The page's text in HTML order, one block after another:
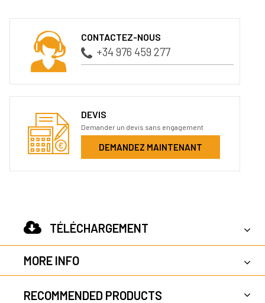
CONTACTEZ-NOUS
+34 976 459 277
DEVIS
Demander un devis sans engagement
DEMANDEZ MAINTENANT
TÉLÉCHARGEMENT
MORE INFO
RECOMMENDED PRODUCTS